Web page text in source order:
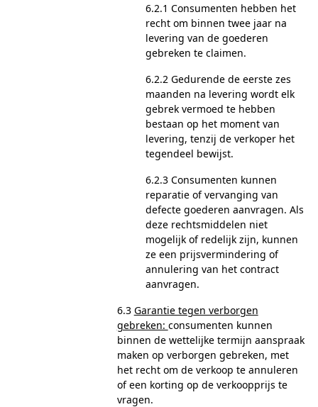
6.2.1 Consumenten hebben het
recht om binnen twee jaar na
levering van de goederen
gebreken te claimen.
6.2.2 Gedurende de eerste zes
maanden na levering wordt elk
gebrek vermoed te hebben
bestaan op het moment van
levering, tenzij de verkoper het
tegendeel bewijst.
6.2.3 Consumenten kunnen
reparatie of vervanging van
defecte goederen aanvragen. Als
deze rechtsmiddelen niet
mogelijk of redelijk zijn, kunnen
ze een prijsvermindering of
annulering van het contract
aanvragen.
6.3 Garantie tegen verborgen
gebreken: consumenten kunnen
binnen de wettelijke termijn aanspraak
maken op verborgen gebreken, met
het recht om de verkoop te annuleren
of een korting op de verkoopprijs te
vragen.